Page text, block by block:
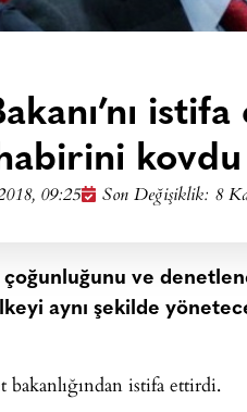
kovdu
09:25 Son Değişiklik: 8
ve
aynı şekilde
bakanlığından istifa ettirdi.